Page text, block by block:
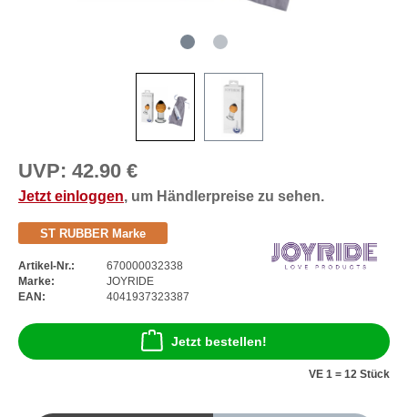
UVP: 42.90 €
Jetzt einloggen, um Händlerpreise zu sehen.
ST RUBBER Marke
Artikel-Nr.:
670000032338
Marke:
JOYRIDE
EAN:
4041937323387
Jetzt bestellen!
VE 1 = 12 Stück